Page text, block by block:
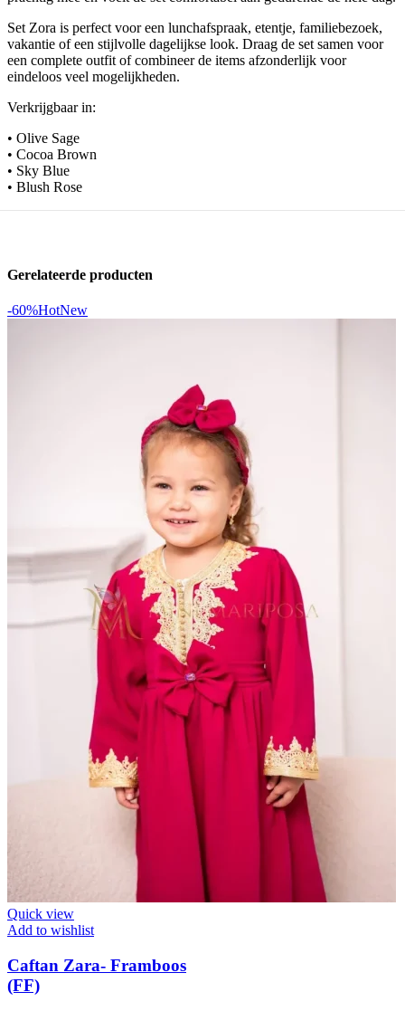
Set Zora is perfect voor een lunchafspraak, etentje, familiebezoek,
vakantie of een stijlvolle dagelijkse look. Draag de set samen voor
een complete outfit of combineer de items afzonderlijk voor
eindeloos veel mogelijkheden.
Verkrijgbaar in:
• Olive Sage
• Cocoa Brown
• Sky Blue
• Blush Rose
Gerelateerde producten
-60%HotNew
Quick view
Add to wishlist
Caftan Zara- Framboos
(FF)